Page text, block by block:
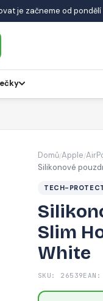
je začneme od pondělí
Domů/Apple/
Silikonové
TECH-
Slim
White
SKU: 26539